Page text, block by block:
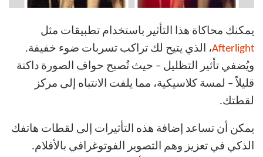
يمكنك محاكاة هذا التأثير باستخدام تطبيقات مثل
Afterlight، الذي يتيح لك تراكب تسربات ضوء خفيفة.
ويُضفي تأثير التظليل – حيث تُصبح حواف الصورة داكنة
قليلاً – لمسة كلاسيكية، مما يلفت الانتباه إلى مركز
لقطتك.
يمكن أن تساعد إضافة هذه التأثيرات إلى لقطات هاتفك
الذكي في تعزيز وهم التصوير الفوتوغرافي بالأفلام.